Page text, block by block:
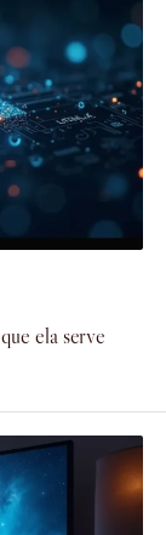
ela serve